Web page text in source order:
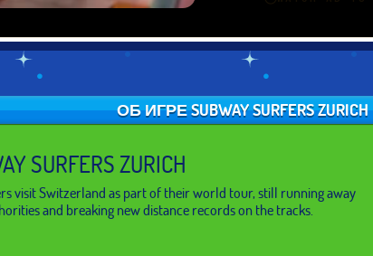
ОБ ИГРЕ SUBWAY SURFERS ZURICH
SURFERS ZURICH
visit Switzerland as part of their world tour, still running away
and breaking new distance records on the tracks.